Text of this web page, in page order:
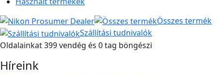
Összes termék
Szállítási tudnivalók
Oldalainkat 399 vendég és 0 tag böngészi
Híreink